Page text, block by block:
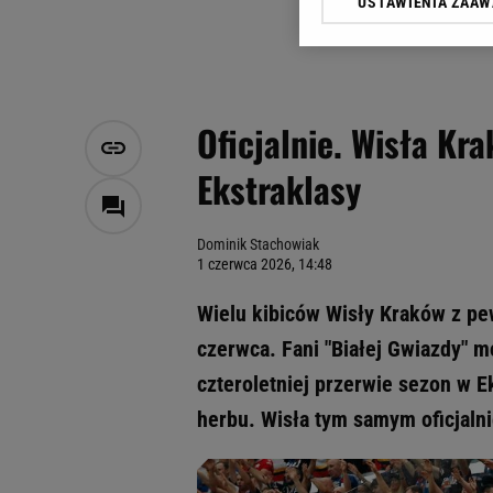
Oficjalnie. Wisła
Ekstraklasy
Dominik Stachowiak
1 czerwca 2026, 14:48
Wielu kibiców Wisły Kraków z
czerwca. Fani "Białej Gwiazdy"
czteroletniej przerwie sezon w
herbu. Wisła tym samym
Klikając „Akceptuję”
Zaufanych Partnerów i
My, nasi Zaufani
Przechowywanie